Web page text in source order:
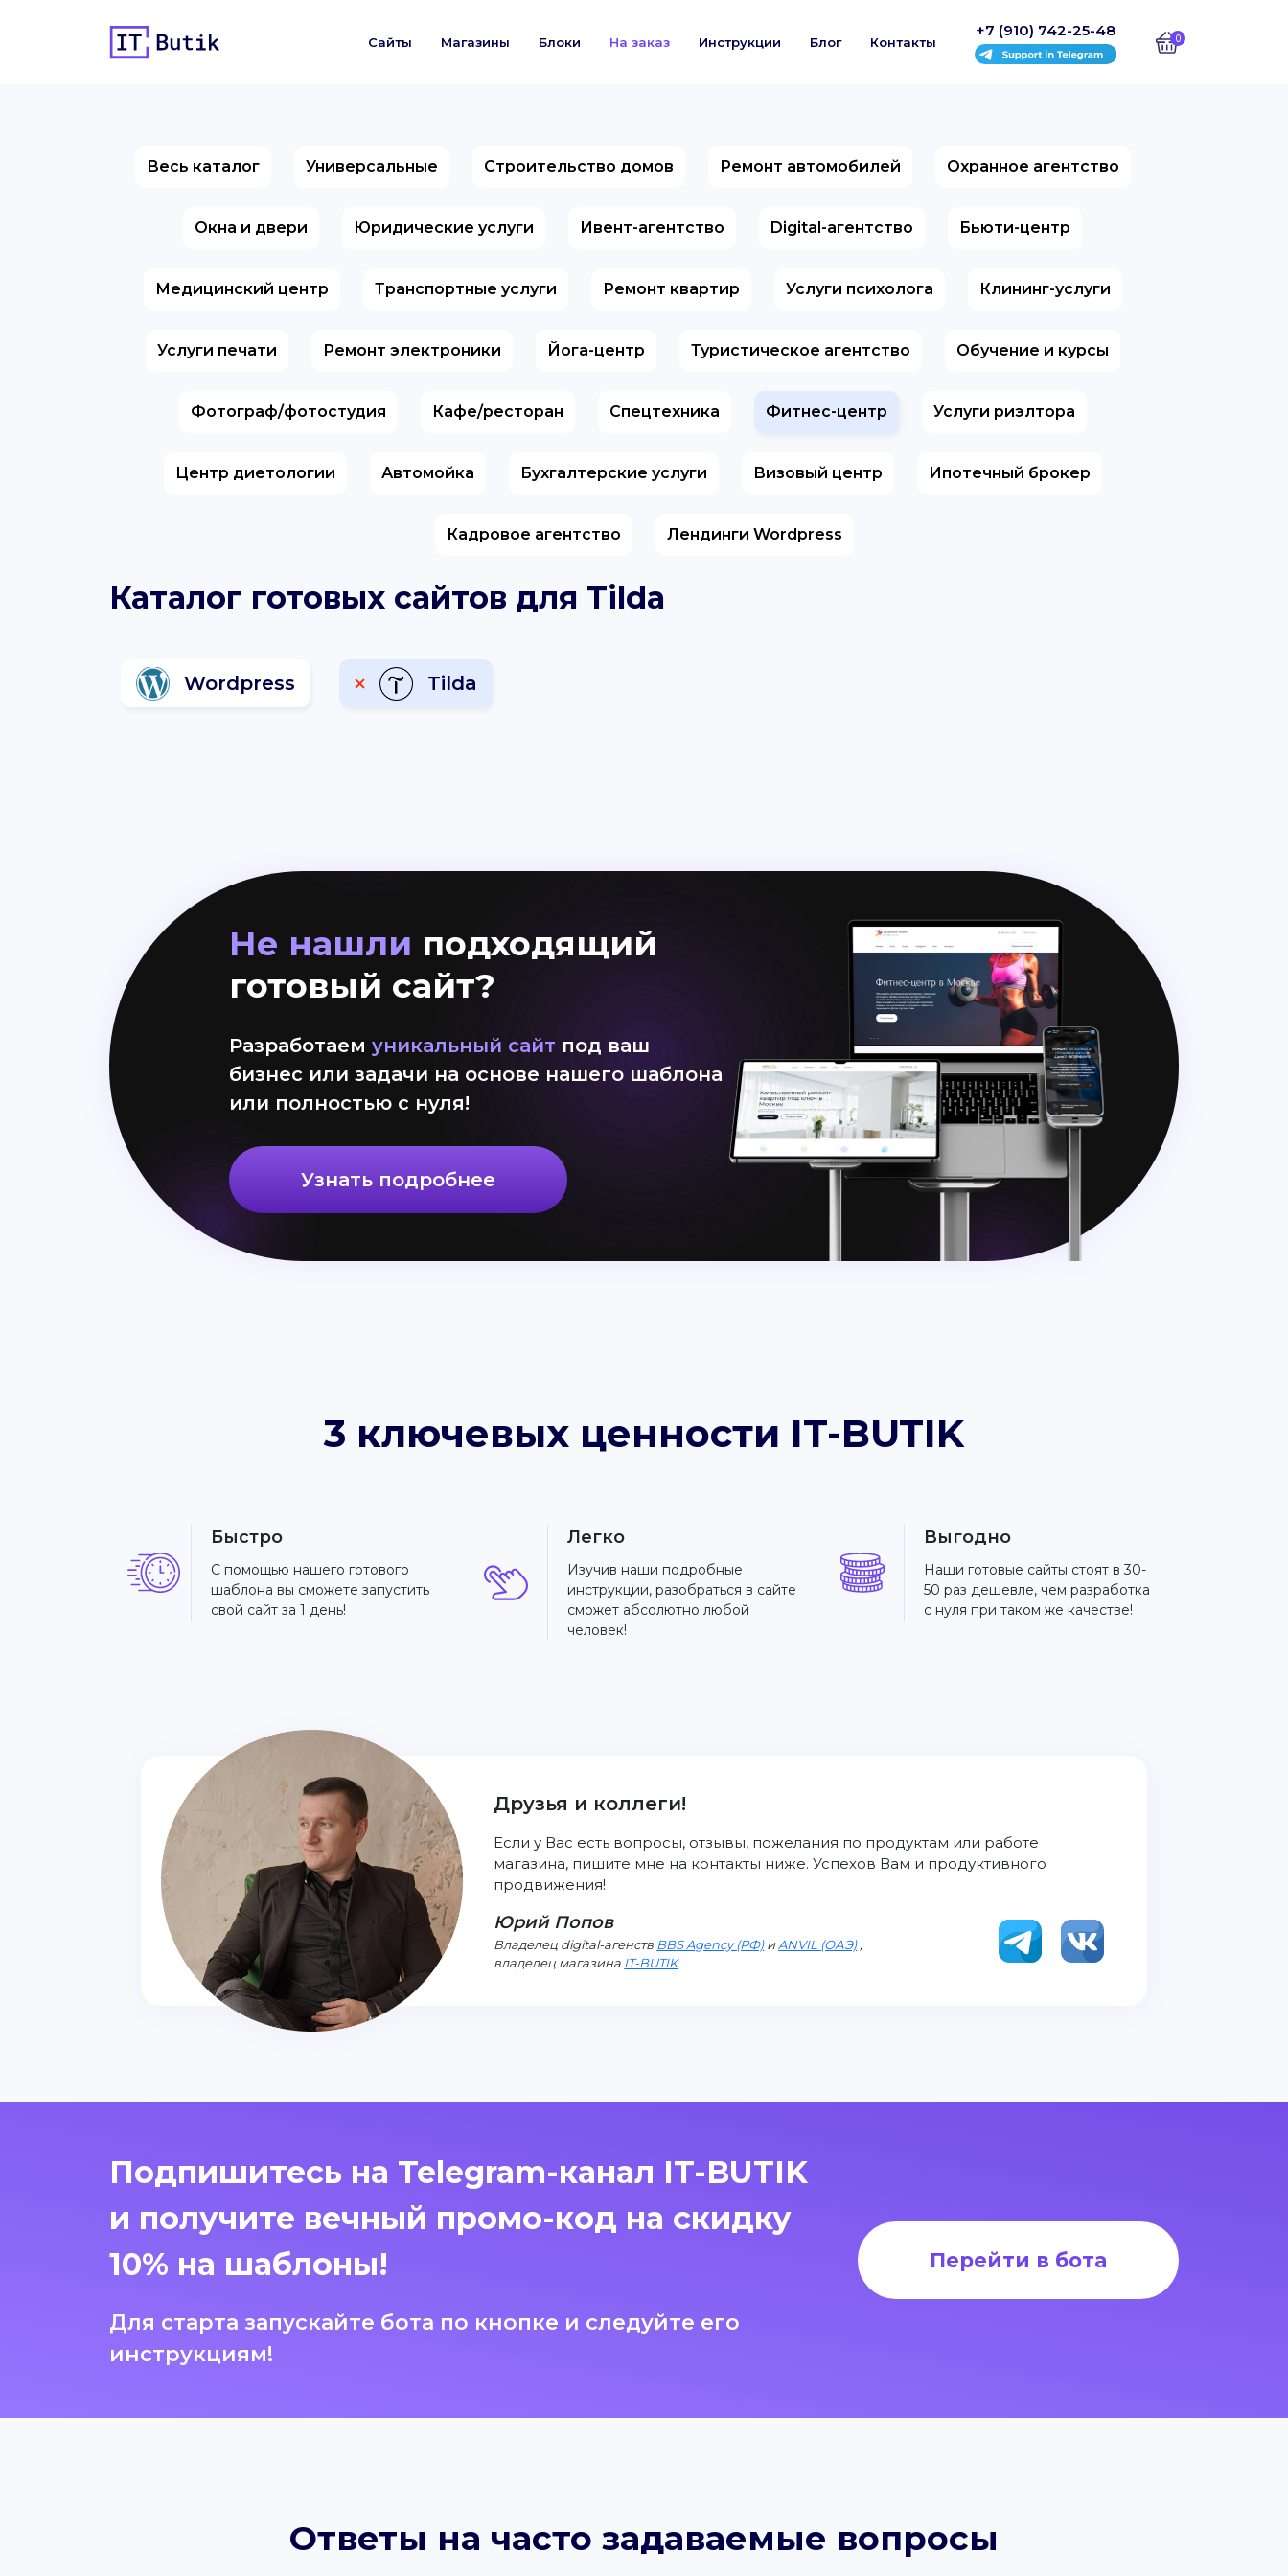
Сайты Магазины Блоки На заказ Инструкции Блог Контакты
+7 (910) 742-25-48 0
Весь каталог Универсальные Строительство домов Ремонт автомобилей Охранное агентство
Окна и двери Юридические услуги Ивент-агентство Digital-агентство Бьюти-центр
Медицинский центр Транспортные услуги Ремонт квартир Услуги психолога Клининг-услуги
Услуги печати Ремонт электроники Йога-центр Туристическое агентство Обучение и курсы
Фотограф/фотостудия Кафе/ресторан Спецтехника Фитнес-центр Услуги риэлтора
Центр диетологии Автомойка Бухгалтерские услуги Визовый центр Ипотечный брокер
Кадровое агентство Лендинги Wordpress
Каталог готовых сайтов для Tilda
Wordpress Tilda
Не нашли подходящий
готовый сайт?
Разработаем уникальный сайт под ваш
бизнес или задачи на основе нашего шаблона
или полностью с нуля!
Узнать подробнее
3 ключевых ценности IT-BUTIK
Быстро
С помощью нашего готового
шаблона вы сможете запустить
свой сайт за 1 день!
Легко
Изучив наши подробные
инструкции, разобраться в сайте
сможет абсолютно любой
человек!
Выгодно
Наши готовые сайты стоят в 30-
50 раз дешевле, чем разработка
с нуля при таком же качестве!
Друзья и коллеги!
Если у Вас есть вопросы, отзывы, пожелания по продуктам или работе
магазина, пишите мне на контакты ниже. Успехов Вам и продуктивного
продвижения!
Юрий Попов
Владелец digital-агенств BBS Agency (РФ)иANVIL (ОАЭ),
владелец магазина IT-BUTIK
Подпишитесь на Telegram-канал IT-BUTIK
и получите вечный промо-код на скидку
10% на шаблоны!
Для старта запускайте бота по кнопке и следуйте его
инструкциям!
Перейти в бота
Ответы на часто задаваемые вопросы